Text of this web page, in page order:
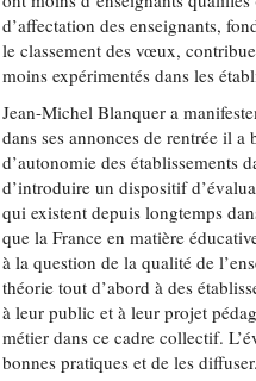
d’affectation des enseignants,
le classement des vœux,
moins expérimentés dans les
Jean-Michel Blanquer a
dans ses annonces de rentrée il
d’autonomie des établissements
d’introduire un dispositif
qui existent depuis longtemps
que la France en matière
à la question de la qualité de
théorie tout d’abord à des
à leur public et à leur projet
métier dans ce cadre collectif.
bonnes pratiques et de les diffuser.